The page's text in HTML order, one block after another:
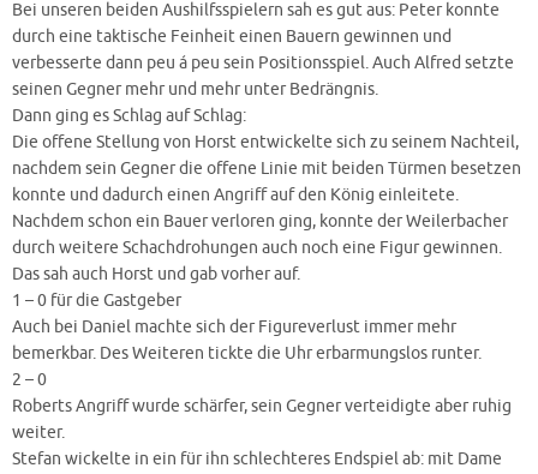
Bei unseren beiden Aushilfsspielern sah es gut aus: Peter konnte
durch eine taktische Feinheit einen Bauern gewinnen und
verbesserte dann peu á peu sein Positionsspiel. Auch Alfred setzte
seinen Gegner mehr und mehr unter Bedrängnis.
Dann ging es Schlag auf Schlag:
Die offene Stellung von Horst entwickelte sich zu seinem Nachteil,
nachdem sein Gegner die offene Linie mit beiden Türmen besetzen
konnte und dadurch einen Angriff auf den König einleitete.
Nachdem schon ein Bauer verloren ging, konnte der Weilerbacher
durch weitere Schachdrohungen auch noch eine Figur gewinnen.
Das sah auch Horst und gab vorher auf.
1 – 0 für die Gastgeber
Auch bei Daniel machte sich der Figureverlust immer mehr
bemerkbar. Des Weiteren tickte die Uhr erbarmungslos runter.
2 – 0
Roberts Angriff wurde schärfer, sein Gegner verteidigte aber ruhig
weiter.
Stefan wickelte in ein für ihn schlechteres Endspiel ab: mit Dame